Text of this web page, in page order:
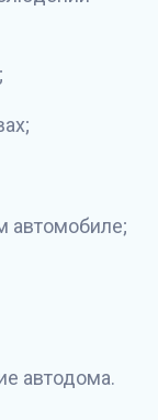
автомобиле;
автодома.